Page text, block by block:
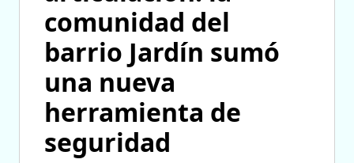
comunidad del
barrio Jardín sumó
una nueva
herramienta de
seguridad